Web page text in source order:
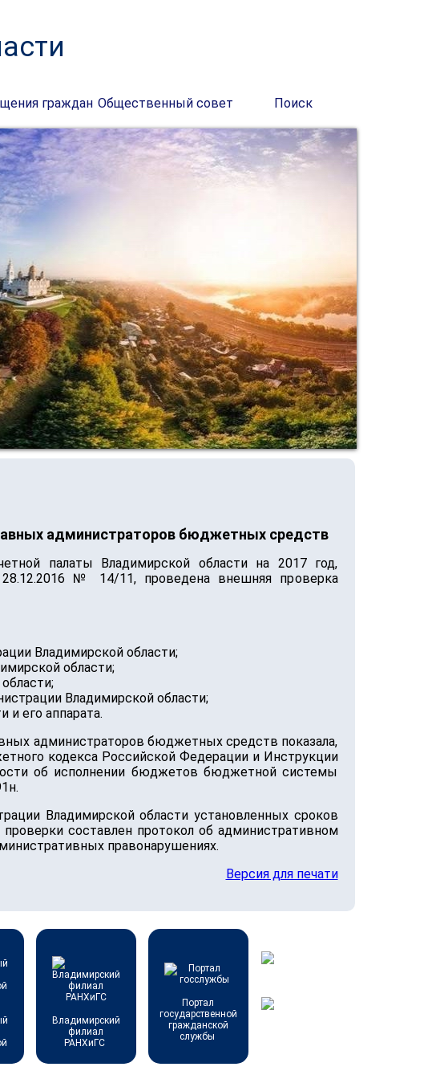
граждан Общественный совет Поиск
администраторов бюджетных средств
палаты Владимирской области на 2017 год,
№ 14/11, проведена внешняя проверка
Владимирской области;
области;
Владимирской области;
и его аппарата.
администраторов бюджетных средств показала,
кодекса Российской Федерации и Инструкции
об исполнении бюджетов бюджетной системы
Владимирской области установленных сроков
составлен протокол об административном
правонарушениях.
Версия для печати
Владимирский
филиал
РАНХиГС
Портал
государственной
гражданской
службы